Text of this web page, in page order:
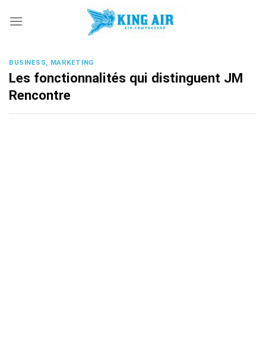
BUSINESS, MARKETING
Les fonctionnalités qui distinguent JM
Rencontre